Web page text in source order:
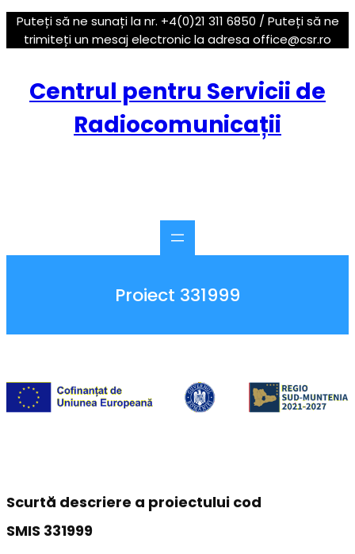
Sari
Puteți să ne sunați la nr. +4(0)21 311 6850 / Puteți să ne
trimiteți un mesaj electronic la adresa office@csr.ro
Centrul pentru Servicii de
Radiocomunicații
Proiect 331999
Scurtă descriere a proiectului cod
SMIS 331999